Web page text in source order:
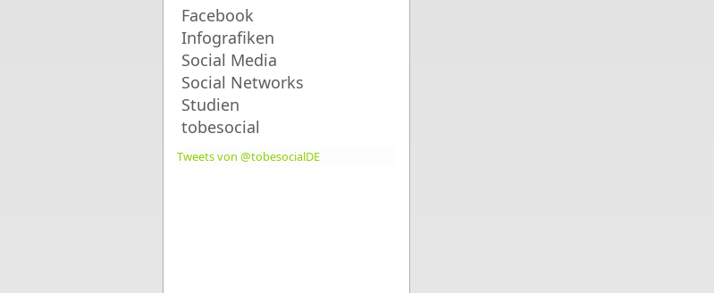
Facebook
Infografiken
Social Media
Social Networks
Studien
tobesocial
Tweets von @tobesocialDE